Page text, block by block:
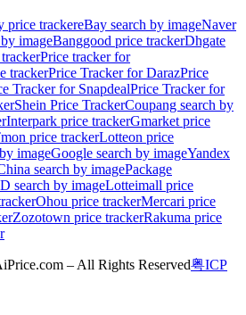
price trackereBay search by imageNaver
imageBanggood price trackerDhgate
Price tracker for
trackerPrice Tracker for DarazPrice
Tracker for SnapdealPrice Tracker for
Shein Price TrackerCoupang search by
Interpark price trackerGmarket price
price trackerLotteon price
imageGoogle search by imageYandex
search by imagePackage
search by imageLotteimall price
Ohou price trackerMercari price
Zozotown price trackerRakuma price
– All Rights Reserved粤ICP